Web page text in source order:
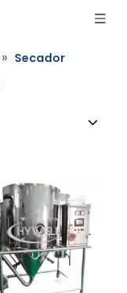
» Secador